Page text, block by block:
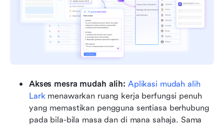
Akses mesra mudah alih: Aplikasi mudah alih
Lark menawarkan ruang kerja berfungsi penuh
yang memastikan pengguna sentiasa berhubung
pada bila-bila masa dan di mana sahaja. Sama